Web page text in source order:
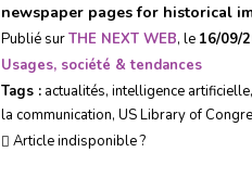
newspaper pages for historical
Publié surTHE NEXT WEB, le 16/09/
Usages, société & tendances
Tags : actualités, intelligence artificielle,
la communication, US Library of
Article indisponible ?